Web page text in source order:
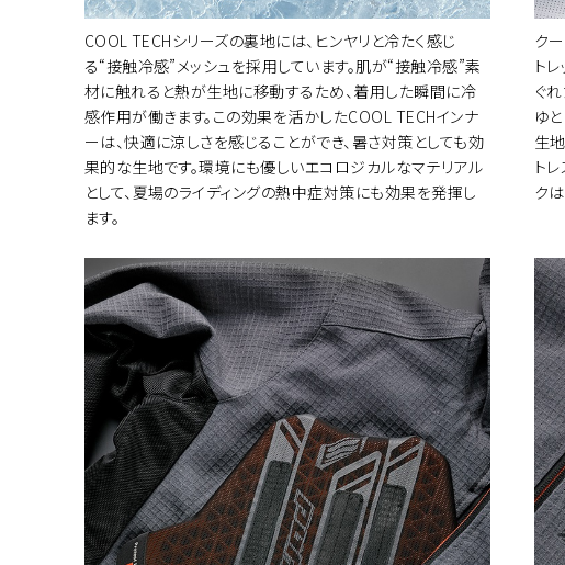
COOL TECHシリーズの裏地には、ヒンヤリと冷たく感じ
る“接触冷感”メッシュを採用しています。肌が“接触冷感”素
材に触れると熱が生地に移動するため、着用した瞬間に冷
感作用が働きます。この効果を活かしたCOOL TECHインナ
ーは、快適に涼しさを感じることができ、暑さ対策としても効
果的な生地です。環境にも優しいエコロジカルなマテリアル
として、夏場のライディングの熱中症対策にも効果を発揮し
ます。
ク
ト
ぐ
ゆ
生
ト
ク